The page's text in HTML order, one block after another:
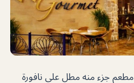
مطعم Wafi Gourmet مطعم جزء منه مطل على نافورة